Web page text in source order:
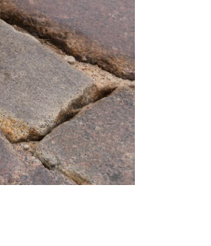
Tanácsok